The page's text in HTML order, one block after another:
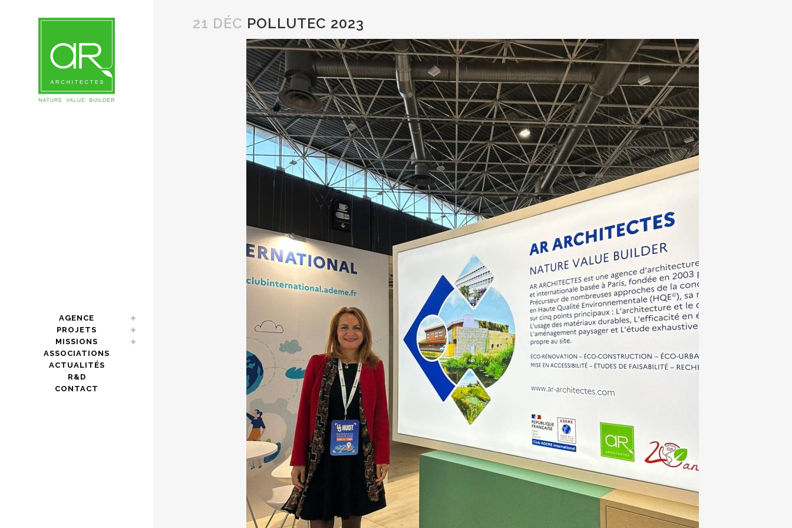
AGENCE
PROJETS
MISSIONS
ASSOCIATIONS
ACTUALITÉS
R&D
CONTACT
21 DÉC POLLUTEC 2023